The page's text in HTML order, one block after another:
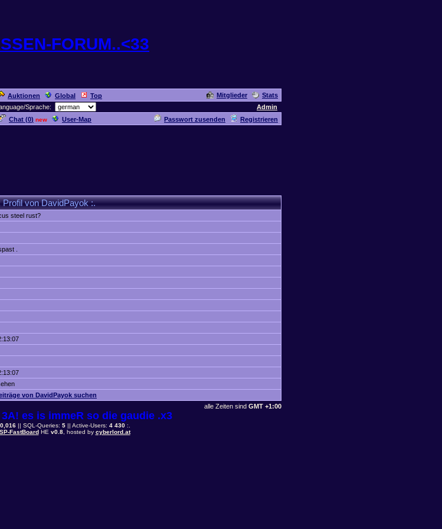
FORUM..<33
Auktionen Global Top Mitglieder
Stats
Sprache:
Admin
Chat (0) new User-Map Passwort zusenden Registrieren
Profil von DavidPayok :.
steel rust?
.
von DavidPayok suchen
alle Zeiten sind GMT +1:00
3A! es is immeR so die gaudie .x3
0,016|| SQL-Queries: 5|| Active-Users: 4 430:.
FastBoardHE v0.8, hosted by cyberlord.at